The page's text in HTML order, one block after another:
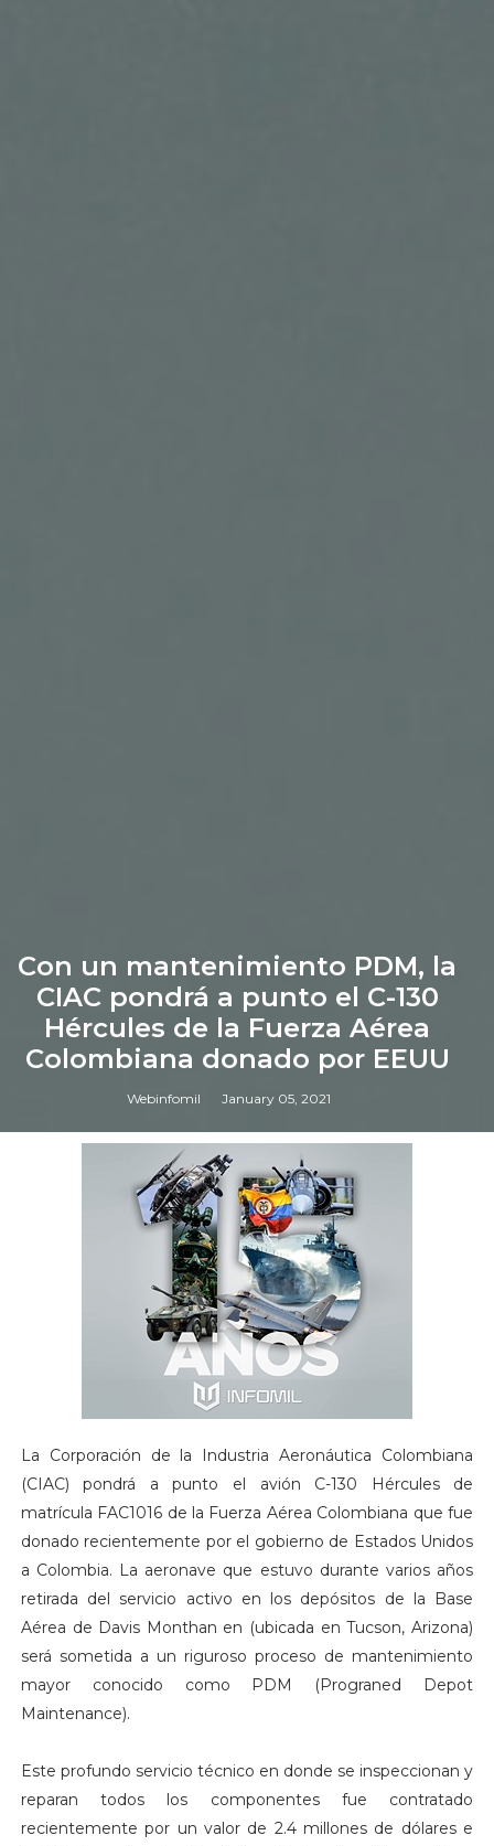
Con un mantenimiento PDM, la
CIAC pondrá a punto el C-130
Hércules de la Fuerza Aérea
Colombiana donado por EEUU
Webinfomil January 05, 2021
La Corporación de la Industria Aeronáutica Colombiana
(CIAC) pondrá a punto el avión C-130 Hércules de
matrícula FAC1016 de la Fuerza Aérea Colombiana que fue
donado recientemente por el gobierno de Estados Unidos
a Colombia. La aeronave que estuvo durante varios años
retirada del servicio activo en los depósitos de la Base
Aérea de Davis Monthan en (ubicada en Tucson, Arizona)
será sometida a un riguroso proceso de mantenimiento
mayor conocido como PDM (Prograned Depot
Maintenance).
Este profundo servicio técnico en donde se inspeccionan y
reparan todos los componentes fue contratado
recientemente por un valor de 2.4 millones de dólares e